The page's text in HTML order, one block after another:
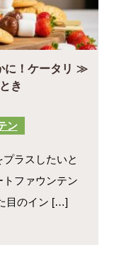
に！ケータリ
き
ン
ラスしたいと
ファウンテン
目のイン […]